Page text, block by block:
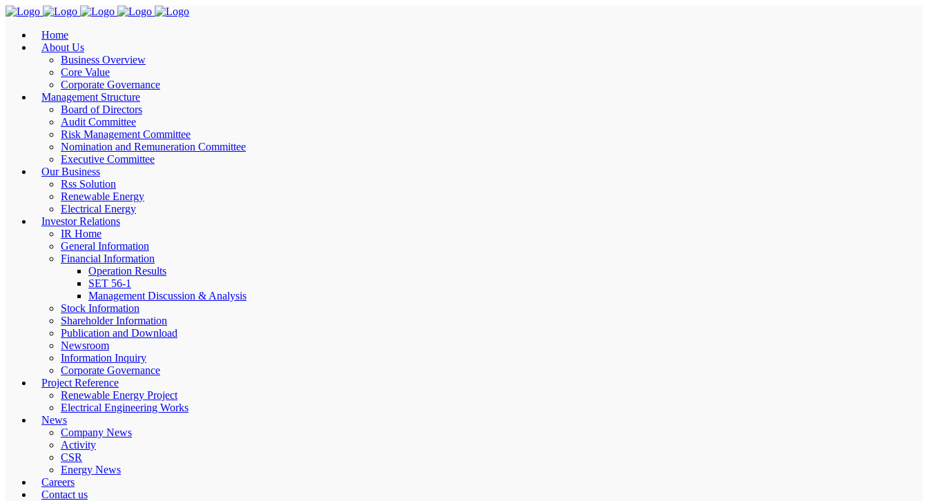
Home
About Us
Business Overview
Core Value
Corporate Governance
Management Structure
Board of Directors
Audit Committee
Risk Management Committee
Nomination and Remuneration Committee
Executive Committee
Our Business
Rss Solution
Renewable Energy
Electrical Energy
Investor Relations
IR Home
General Information
Financial Information
Operation Results
SET 56-1
Management Discussion & Analysis
Stock Information
Shareholder Information
Publication and Download
Newsroom
Information Inquiry
Corporate Governance
Project Reference
Renewable Energy Project
Electrical Engineering Works
News
Company News
Activity
CSR
Energy News
Careers
Contact us